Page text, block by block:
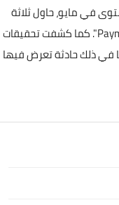
في مايو، حاول ثلاثة
رجال اختطاف ابنة وحفيد بيير نويزات، المؤسس المشارك والرئيس التنفيذي لمنصة العملات الرقمية "Paymium". كما كشفت تحقيقات
بما في ذلك حادثة تعرض فيها